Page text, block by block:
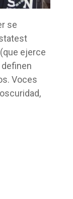
se
ejerce
Voces